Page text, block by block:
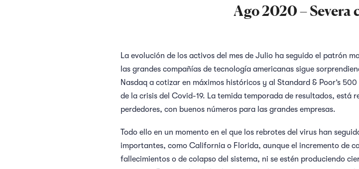
Ago 2020 – Severa
La evolución de los activos del mes de Julio ha seguido el patrón
las grandes compañías de tecnología americanas sigue
Nasdaq a cotizar en máximos históricos y al Standard & Poor’s
de la crisis del Covid-19. La temida temporada de resultados, está
perdedores, con buenos números para las grandes empresas.
Todo ello en un momento en el que los rebrotes del virus han
importantes, como California o Florida, aunque el incremento de
fallecimientos o de colapso del sistema, ni se estén produciendo